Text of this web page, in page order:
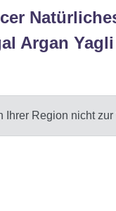
Argan
Ihrer Region nicht zur